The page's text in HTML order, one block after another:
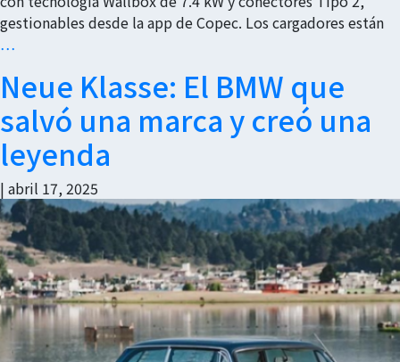
gestionables desde la app de Copec. Los cargadores están
…
Neue Klasse: El BMW que
salvó una marca y creó una
leyenda
| abril 17, 2025